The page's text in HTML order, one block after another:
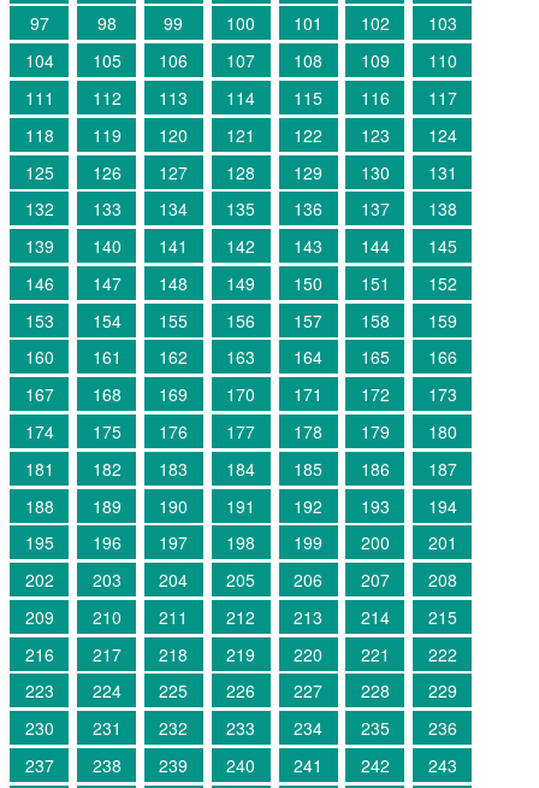
97
98 99 100 101 102
103
104
105 106 107 108 109
110
111
112 113 114 115 116
117
118
119 120 121 122 123
124
125
126 127 128 129 130
131
132
133 134 135 136 137
138
139
140 141 142 143 144
145
146
147 148 149 150 151
152
153
154 155 156 157 158
159
160
161 162 163 164 165
166
167
168 169 170 171 172
173
174
175 176 177 178 179
180
181
182 183 184 185 186
187
188
189 190 191 192 193
194
195
196 197 198 199 200
201
202
203 204 205 206 207
208
209
210 211 212 213 214
215
216
217 218 219 220 221
222
223
224 225 226 227 228
229
230
231 232 233 234 235
236
237
238 239 240 241 242 243